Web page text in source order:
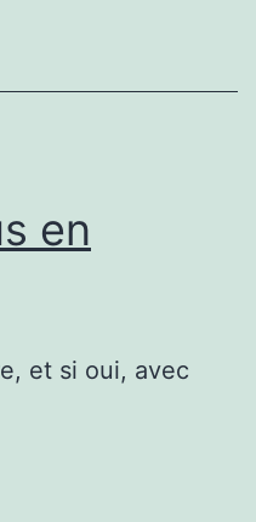
Y
DEHORS.
en
et si oui, avec